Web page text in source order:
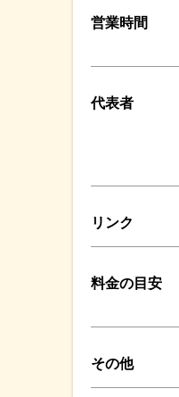
営業時間
代表者
リンク
料金の目安
その他